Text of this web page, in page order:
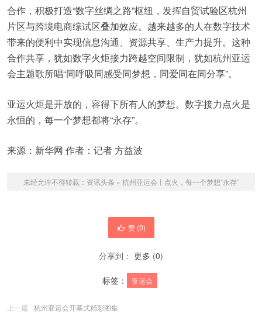
合作，积极打造“数字丝绸之路”枢纽，发挥自贸试验区杭州
片区与跨境电商综试区叠加效应。越来越多的人在数字技术
带来的便利中实现信息沟通、资源共享、生产力提升。这种
合作共享，犹如数字火炬接力跨越空间限制，犹如杭州亚运
会主题歌所唱“同呼吸同感受同梦想，同爱同在同分享”。
亚运火炬是开放的，容得下所有人的梦想。数字接力点火是
永恒的，每一个梦想都将“永存”。
来源：新华网 作者：记者 方益波
未经允许不得转载： 资讯头条 » 杭州亚运会丨点火，每一个梦想“永存”
赞 (0)
分享到： 更多 (0)
标签： 亚运会
上一篇
杭州亚运会开幕式精彩图集